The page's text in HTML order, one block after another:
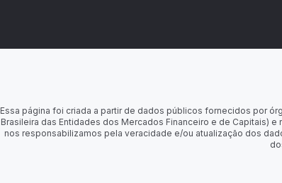
Essa página foi criada a partir de dados públicos fornecidos por
Brasileira das Entidades dos Mercados Financeiro e de Capitais)
nos responsabilizamos pela veracidade e/ou atualização dos